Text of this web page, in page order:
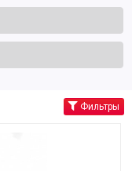
Фильтры